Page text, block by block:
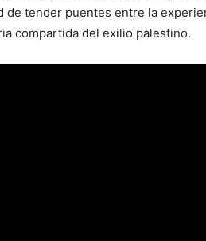
de tender puentes entre la
compartida del exilio palestino.